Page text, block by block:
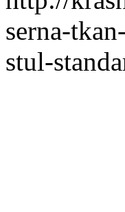
serna-
stul-